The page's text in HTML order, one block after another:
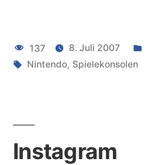
Wii
137 8. Juli 2007
Schlagwörter:
Nintendo, Spielekonsolen
Instagram